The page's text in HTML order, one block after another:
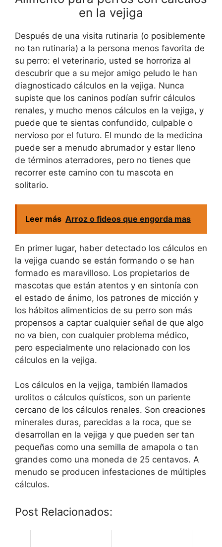
en la vejiga
Después de una visita rutinaria (o posiblemente
no tan rutinaria) a la persona menos favorita de
su perro: el veterinario, usted se horroriza al
descubrir que a su mejor amigo peludo le han
diagnosticado cálculos en la vejiga. Nunca
supiste que los caninos podían sufrir cálculos
renales, y mucho menos cálculos en la vejiga, y
puede que te sientas confundido, culpable o
nervioso por el futuro. El mundo de la medicina
puede ser a menudo abrumador y estar lleno
de términos aterradores, pero no tienes que
recorrer este camino con tu mascota en
solitario.
Leer más Arroz o fideos que engorda mas
En primer lugar, haber detectado los cálculos en
la vejiga cuando se están formando o se han
formado es maravilloso. Los propietarios de
mascotas que están atentos y en sintonía con
el estado de ánimo, los patrones de micción y
los hábitos alimenticios de su perro son más
propensos a captar cualquier señal de que algo
no va bien, con cualquier problema médico,
pero especialmente uno relacionado con los
cálculos en la vejiga.
Los cálculos en la vejiga, también llamados
urolitos o cálculos quísticos, son un pariente
cercano de los cálculos renales. Son creaciones
minerales duras, parecidas a la roca, que se
desarrollan en la vejiga y que pueden ser tan
pequeñas como una semilla de amapola o tan
grandes como una moneda de 25 centavos. A
menudo se producen infestaciones de múltiples
cálculos.
Post Relacionados: